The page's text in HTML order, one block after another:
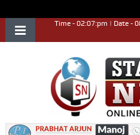
Time - 02:07:pm | Date -